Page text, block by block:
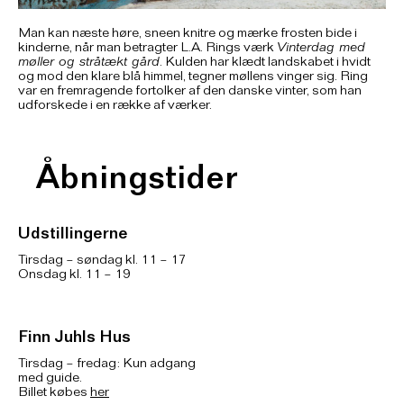
Man kan næste høre, sneen knitre og mærke frosten bide i
kinderne, når man betragter L.A. Rings værk Vinterdag med
møller og stråtækt gård. Kulden har klædt landskabet i hvidt
og mod den klare blå himmel, tegner møllens vinger sig. Ring
var en fremragende fortolker af den danske vinter, som han
udforskede i en række af værker.
Åbningstider
Udstillingerne
Tirsdag – søndag kl. 11 – 17
Onsdag kl. 11 – 19
Finn Juhls Hus
Tirsdag – fredag: Kun adgang
med guide.
Billet købes her